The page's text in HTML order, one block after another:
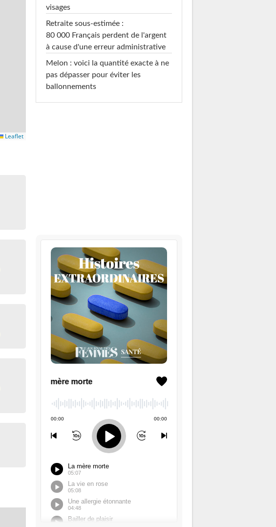
Leaflet
visages
Retraite sous-estimée :
80 000 Français perdent de l'argent
à cause d'une erreur administrative
Melon : voici la quantité exacte à ne
pas dépasser pour éviter les
ballonnements